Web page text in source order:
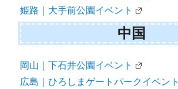
姫路｜大手前公園イベント
中国
岡山｜下石井公園イベント
広島｜ひろしまゲートパークイベント